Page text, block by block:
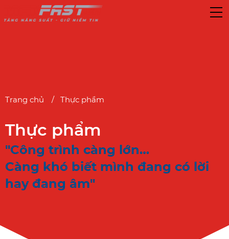
Trang chủ Thực phẩm
Thực phẩm
"Công trình càng lớn…
Càng khó biết mình đang có lời
hay đang âm"